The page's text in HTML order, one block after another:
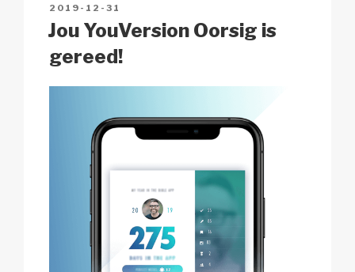
POSTED
ON
2019-12-31
Jou YouVersion Oorsig is
gereed!